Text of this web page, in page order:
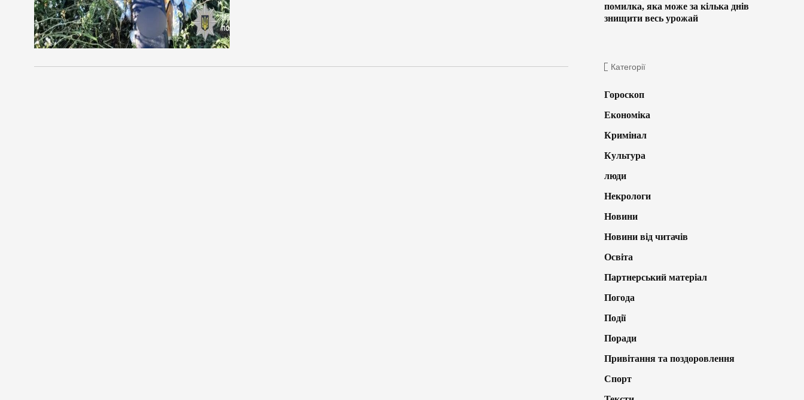
помилка, яка може за кілька днів
знищити весь урожай
Категорії
Гороскоп
Економіка
Кримінал
Культура
люди
Некрологи
Новини
Новини від читачів
Освіта
Партнерський матеріал
Погода
Події
Поради
Привітання та поздоровлення
Спорт